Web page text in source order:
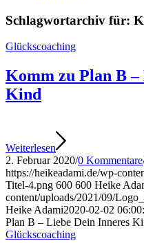
Schlagwortarchiv für:
Glückscoaching
Komm zu Plan B
Kind
Weiterlesen
2. Februar 2020/0 Kommentare
https://heikeadami.de/wp-
Titel-4.png 600 600 Heike
content/uploads/2021/09/
Heike Adami2020-02-02
Plan B – Liebe Dein Inneres
Glückscoaching